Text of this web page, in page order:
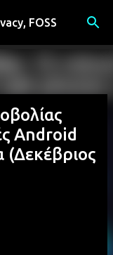
FOSS
Android
(Δεκέβριος